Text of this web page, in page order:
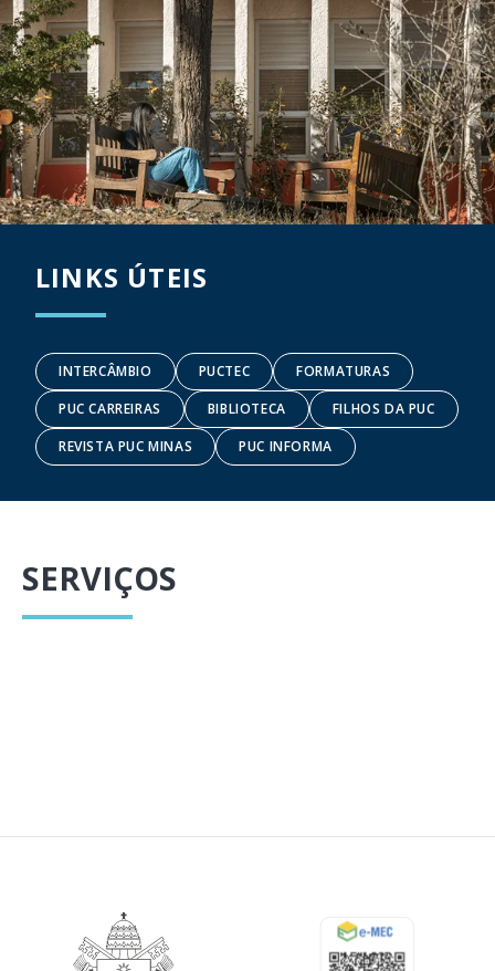
LINKS ÚTEIS
INTERCÂMBIO PUCTEC
FORMATURAS
PUC CARREIRAS
BIBLIOTECA
FILHOS DA PUC
REVISTA PUC MINAS
PUC INFORMA
SERVIÇOS
Centro Veterinário